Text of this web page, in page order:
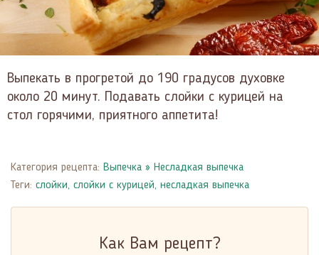
Выпекать в прогретой до 190 градусов духовке
около 20 минут. Подавать слойки с курицей на
стол горячими, приятного аппетита!
Категория рецепта: Выпечка » Несладкая выпечка
Теги: слойки, слойки с курицей, несладкая выпечка
Как Вам рецепт?